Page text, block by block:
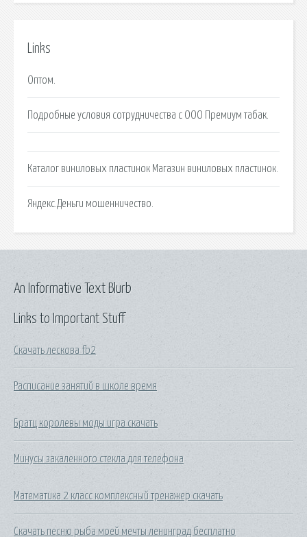
Links
Оптом.
Подробные условия сотрудничества с ООО Премиум табак.
Каталог виниловых пластинок Магазин виниловых пластинок.
Яндекс.Деньги мошенничество.
Links to Important Stuff
Скачать лескова fb2
Расписание занятий в школе время
Братц королевы моды игра скачать
Минусы закаленного стекла для телефона
Математика 2 класс комплексный тренажер скачать
Скачать песню рыба моей мечты ленинград бесплатно
An Informative Text Blurb